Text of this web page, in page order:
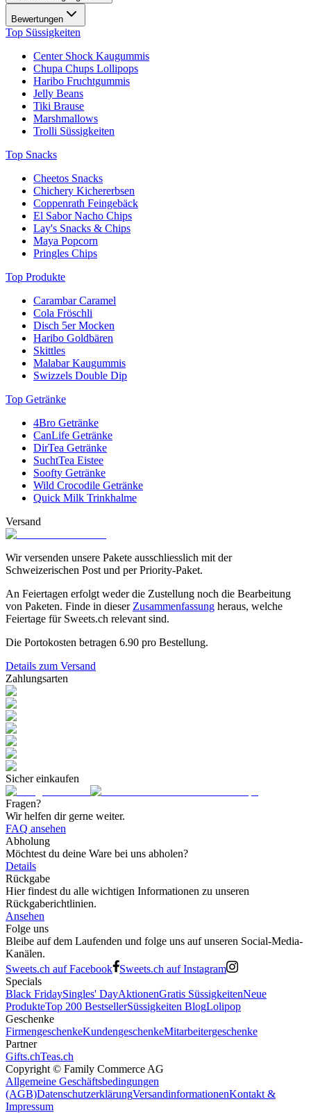
Bewertungen
Top Süssigkeiten
Center Shock Kaugummis
Chupa Chups Lollipops
Haribo Fruchtgummis
Jelly Beans
Tiki Brause
Marshmallows
Trolli Süssigkeiten
Top Snacks
Cheetos Snacks
Chichery Kichererbsen
Coppenrath Feingebäck
El Sabor Nacho Chips
Lay's Snacks & Chips
Maya Popcorn
Pringles Chips
Top Produkte
Carambar Caramel
Cola Fröschli
Disch 5er Mocken
Haribo Goldbären
Skittles
Malabar Kaugummis
Swizzels Double Dip
Top Getränke
4Bro Getränke
CanLife Getränke
DirTea Getränke
SuchtTea Eistee
Soofty Getränke
Wild Crocodile Getränke
Quick Milk Trinkhalme
Versand
Wir versenden unsere Pakete ausschliesslich mit der
Schweizerischen Post und per Priority-Paket.
An Feiertagen erfolgt weder die Zustellung noch die Bearbeitung
von Paketen. Finde in dieser Zusammenfassung heraus, welche
Feiertage für Sweets.ch relevant sind.
Die Portokosten betragen 6.90 pro Bestellung.
Details zum Versand
Zahlungsarten
Sicher einkaufen
Fragen?
Wir helfen dir gerne weiter.
FAQ ansehen
Abholung
Möchtest du deine Ware bei uns abholen?
Details
Rückgabe
Hier findest du alle wichtigen Informationen zu unseren
Rückgaberichtlinien.
Ansehen
Folge uns
Bleibe auf dem Laufenden und folge uns auf unseren Social-Media-
Kanälen.
Sweets.ch auf Facebook
Sweets.ch auf Instagram
Specials
Black FridaySingles' DayAktionenGratis SüssigkeitenNeue
ProdukteTop 200 BestsellerSüssigkeiten BlogLolipop
Geschenke
FirmengeschenkeKundengeschenkeMitarbeitergeschenke
Partner
Gifts.chTeas.ch
Copyright © Family Commerce AG
Allgemeine Geschäftsbedingungen
(AGB)DatenschutzerklärungVersandinformationenKontakt &
Impressum